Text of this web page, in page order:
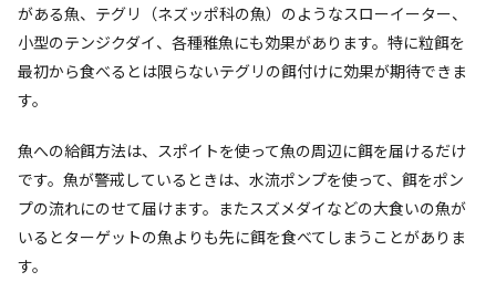
がある魚、テグリ（ネズッポ科の魚）のようなスローイーター、
小型のテンジクダイ、各種稚魚にも効果があります。特に粒餌を
最初から食べるとは限らないテグリの餌付けに効果が期待できま
す。
魚への給餌方法は、スポイトを使って魚の周辺に餌を届けるだけ
です。魚が警戒しているときは、水流ポンプを使って、餌をポン
プの流れにのせて届けます。またスズメダイなどの大食いの魚が
いるとターゲットの魚よりも先に餌を食べてしまうことがありま
す。